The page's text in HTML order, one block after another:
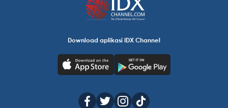
Download aplikasi IDX Channel